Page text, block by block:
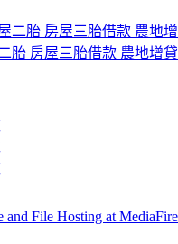
房屋三胎借款 農地增貸